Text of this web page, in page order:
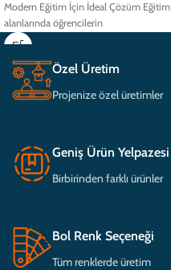
Modern Eğitim İçin İdeal Çözüm Eğitim
alanlarında öğrencilerin
Özel Üretim
Projenize özel üretimler
Geniş Ürün Yelpazesi
Birbirinden farklı ürünler
Bol Renk Seçeneği
Tüm renklerde üretim